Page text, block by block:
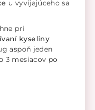
u vyvíjajúceho sa
pri
kyseliny
aspoň jeden
3 mesiacov po